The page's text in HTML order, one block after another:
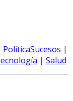
PolíticaSucesos |
| Salud